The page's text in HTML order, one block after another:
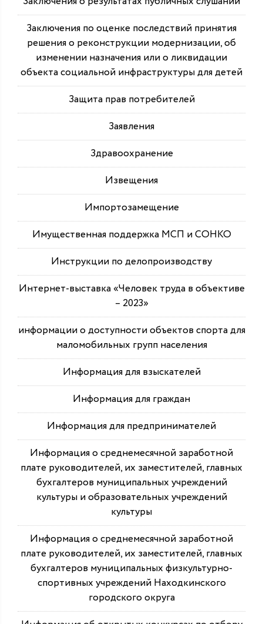
Заключения по оценке последствий принятия
решения о реконструкции модернизации, об
изменении назначения или о ликвидации
объекта социальной инфраструктуры для детей
Защита прав потребителей
Заявления
Здравоохранение
Извещения
Импортозамещение
Имущественная поддержка МСП и СОНКО
Инструкции по делопроизводству
Интернет-выставка «Человек труда в объективе
– 2023»
информации о доступности объектов спорта для
маломобильных групп населения
Информация для взыскателей
Информация для граждан
Информация для предпринимателей
Информация о среднемесячной заработной
плате руководителей, их заместителей, главных
бухгалтеров муниципальных учреждений
культуры и образовательных учреждений
культуры
Информация о среднемесячной заработной
плате руководителей, их заместителей, главных
бухгалтеров муниципальных физкультурно-
спортивных учреждений Находкинского
городского округа